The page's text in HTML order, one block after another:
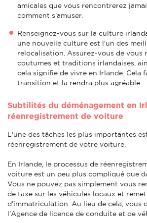
amicales que vous rencontrerez
comment s'amuser.
Renseignez-vous sur la culture
une nouvelle culture est l'un des
relocalisation. Assurez-vous de vous
coutumes et traditions irlandaises,
cela signifie de vivre en Irlande. Cela
transition et la rendra plus agréable.
Subtilités du déménagement en
réenregistrement de voiture
L'une des tâches les plus importantes
réenregistrement de votre voiture.
En Irlande, le processus de
voiture est un peu plus compliqué que
Vous ne pouvez pas simplement vous
de taxe sur les véhicules locaux et
d'immatriculation. Au lieu de cela, vous
l'Agence de licence de conduite et de